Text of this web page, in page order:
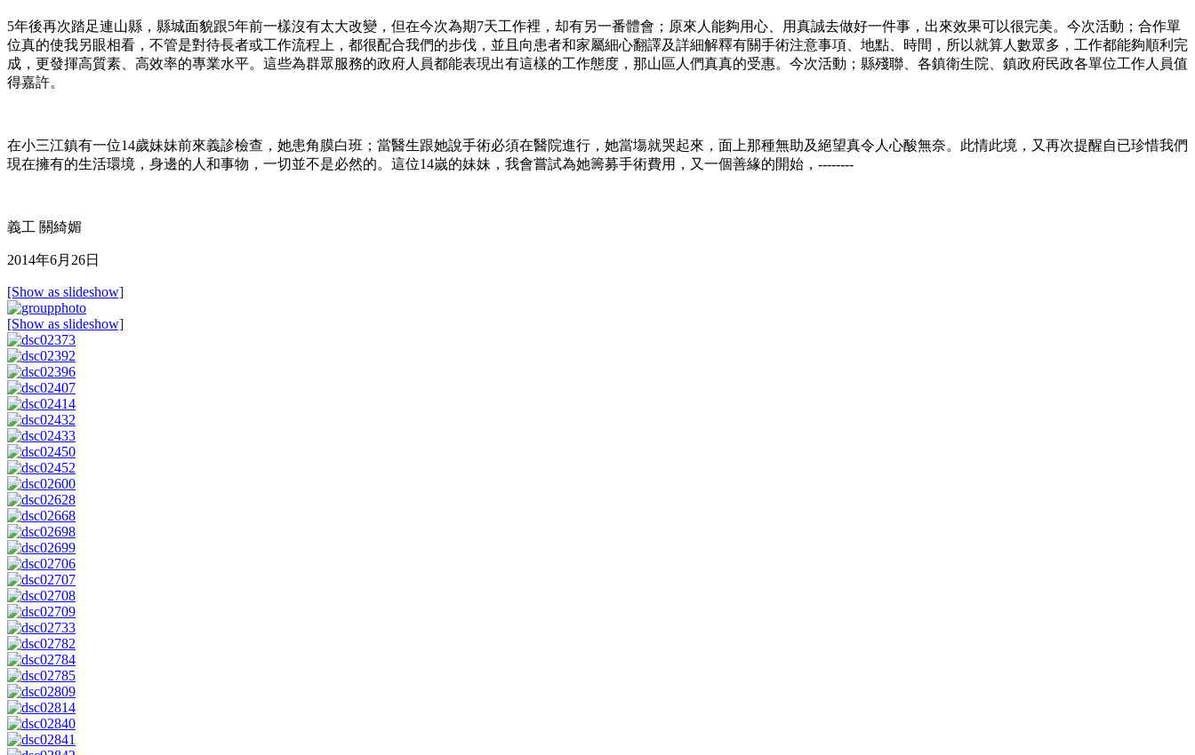
5年後再次踏足連山縣，縣城面貌跟5年前一樣沒有太大改變，但在今次為期7天工作裡，却有另一番體會；原來人能夠用心、用真誠去做好一件事，出來效果可以很完美。今次活動；合作單
位真的使我另眼相看，不管是對待長者或工作流程上，都很配合我們的步伐，並且向患者和家屬細心翻譯及詳細解釋有關手術注意事項、地點、時間，所以就算人數眾多，工作都能夠順利完
成，更發揮高質素、高效率的專業水平。這些為群眾服務的政府人員都能表現出有這樣的工作態度，那山區人們真真的受惠。今次活動；縣殘聯、各鎮衛生院、鎮政府民政各單位工作人員值
得嘉許。
在小三江鎮有一位14歲妹妹前來義診檢查，她患角膜白班；當醫生跟她說手術必須在醫院進行，她當塲就哭起來，面上那種無助及絕望真令人心酸無奈。此情此境，又再次提醒自已珍惜我們
現在擁有的生活環境，身邊的人和事物，一切並不是必然的。這位14嵗的妹妹，我會嘗試為她籌募手術費用，又一個善緣的開始，--------
義工 關綺媚
2014年6月26日
[Show as slideshow]
[Show as slideshow]